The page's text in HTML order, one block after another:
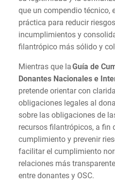
que un compendio técnico,
práctica para reducir
incumplimientos y
filantrópico más sólido y
Mientras que laGuía de
Donantes Nacionales e I
pretende orientar con
obligaciones legales al
sobre las obligaciones de
recursos filantrópicos, a fin
cumplimiento y prevenir
facilitar el cumplimiento
relaciones más
entre donantes y OSC.